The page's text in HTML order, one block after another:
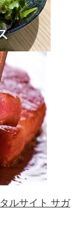
ルサイト サガ